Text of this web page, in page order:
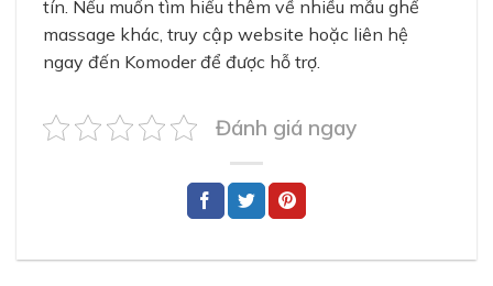
tín. Nếu muốn tìm hiểu thêm về nhiều mẫu ghế
massage khác, truy cập website hoặc liên hệ
ngay đến Komoder để được hỗ trợ.
Đánh giá ngay